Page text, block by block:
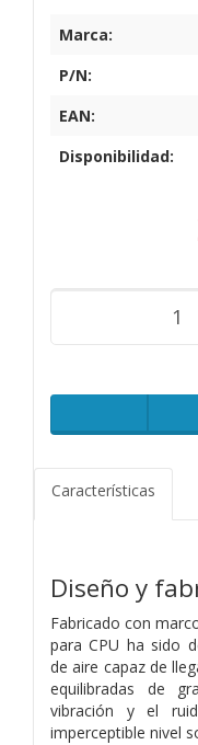
Marca:
P/N:
EAN:
Disponibilidad:
Características
Diseño y
Fabricado con
para CPU ha sido
de aire capaz de
equilibradas de
vibración y el
imperceptible nivel